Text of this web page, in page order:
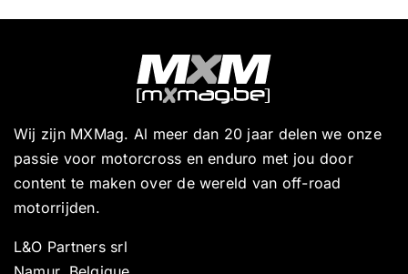
Wij zijn MXMag. Al meer dan 20 jaar delen we onze
passie voor motorcross en enduro met jou door
content te maken over de wereld van off-road
motorrijden.
L&O Partners srl